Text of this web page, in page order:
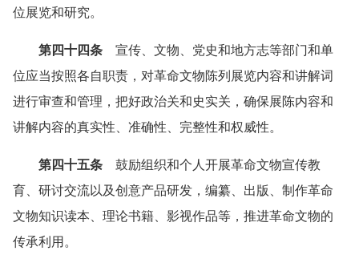
位展览和研究。
第四十四条 宣传、文物、党史和地方志等部门和单
位应当按照各自职责，对革命文物陈列展览内容和讲解词
进行审查和管理，把好政治关和史实关，确保展陈内容和
讲解内容的真实性、准确性、完整性和权威性。
第四十五条 鼓励组织和个人开展革命文物宣传教
育、研讨交流以及创意产品研发，编纂、出版、制作革命
文物知识读本、理论书籍、影视作品等，推进革命文物的
传承利用。